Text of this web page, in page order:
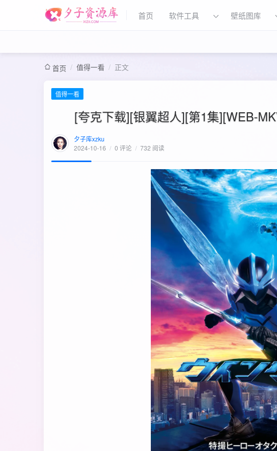
首页 软件工具 壁纸图库
首页 / 值得一看 / 正文
值得一看
[夸克下载][银翼超人][第1集][WEB-
夕子库xzku
2024-10-16 / 0 评论 / 732 阅读